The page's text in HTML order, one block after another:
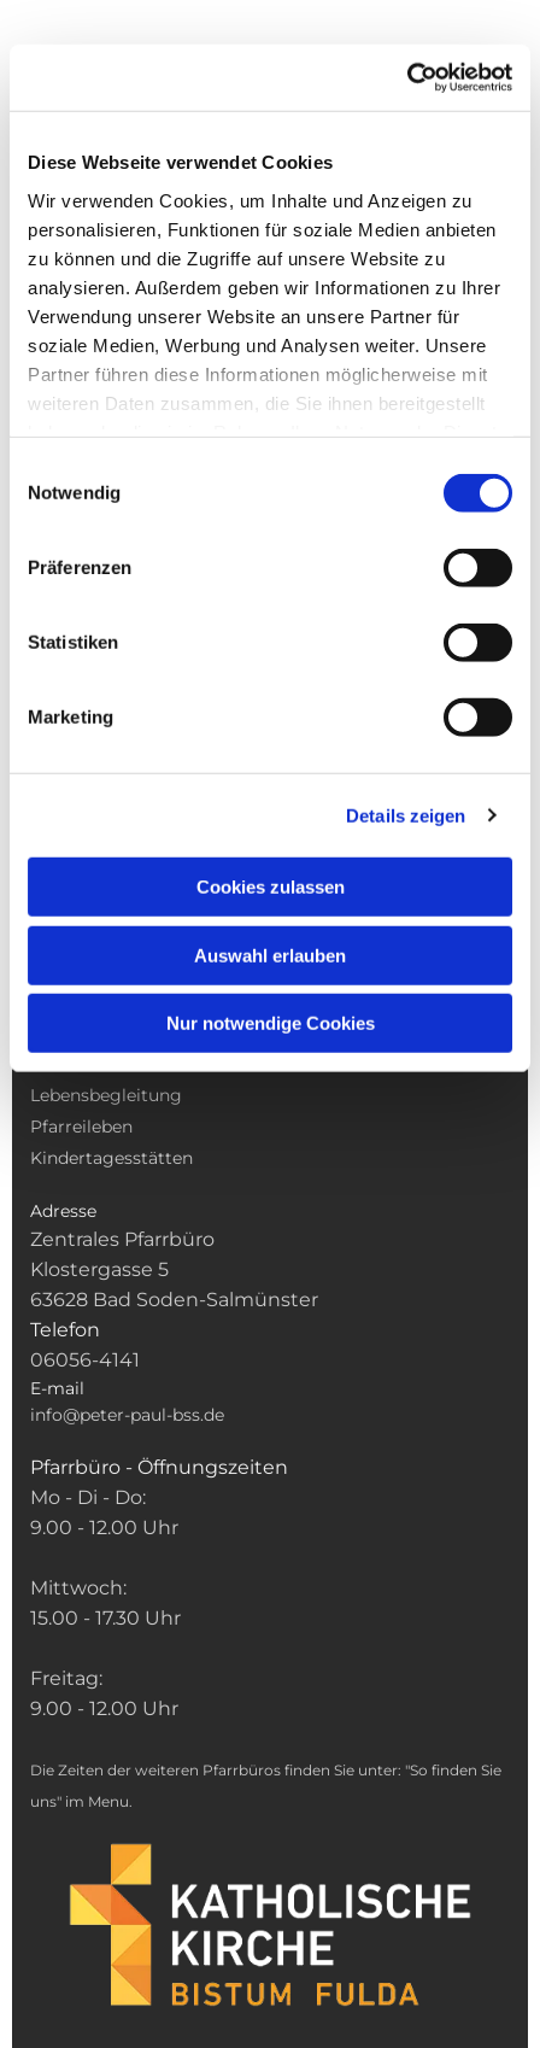
Diese Webseite verwendet Cookies
Wir verwenden Cookies, um Inhalte und Anzeigen zu
personalisieren, Funktionen für soziale Medien anbieten
zu können und die Zugriffe auf unsere Website zu
analysieren. Außerdem geben wir Informationen zu Ihrer
Verwendung unserer Website an unsere Partner für
soziale Medien, Werbung und Analysen weiter. Unsere
Partner führen diese Informationen möglicherweise mit
weiteren Daten zusammen, die Sie ihnen bereitgestellt
Notwendig
Präferenzen
Statistiken
Marketing
Details zeigen
Cookies zulassen
Auswahl erlauben
Nur notwendige Cookies
Dies könnte Sie auch
interessieren
NAVIGATION
Lebensbegleitung
Pfarreileben
Kindertagesstätten
Adresse
Zentrales Pfarrbüro
Klostergasse 5
63628 Bad Soden-Salmünster
Telefon
06056-4141
E-mail
info@peter-paul-bss.de
Pfarrbüro - Öffnungszeiten
Mo - Di - Do:
9.00 - 12.00 Uhr
Mittwoch:
15.00 - 17.30 Uhr
Freitag:
9.00 - 12.00 Uhr
Die Zeiten der weiteren Pfarrbüros finden Sie unter: "So finden Sie
uns" im Menu.